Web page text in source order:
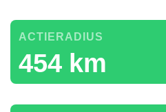
454 km
ACTIERADIUS